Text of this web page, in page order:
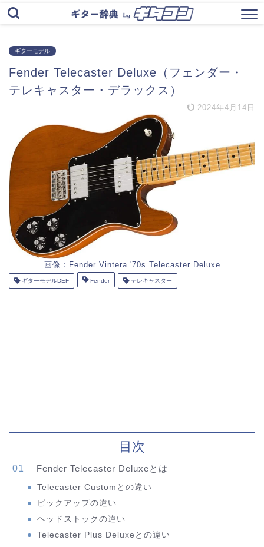
ギターモデル
Fender Telecaster Deluxe（フェンダー・
テレキャスター・デラックス）
2024年4月14日
画像： Fender Vintera '70s Telecaster Deluxe
ギターモデルDEF Fender テレキャスター
目次
Fender Telecaster Deluxeとは
Telecaster Customとの違い
ピックアップの違い
ヘッドストックの違い
Telecaster Plus Deluxeとの違い